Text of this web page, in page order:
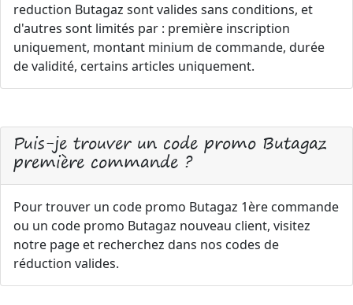
reduction Butagaz sont valides sans conditions, et
d'autres sont limités par : première inscription
uniquement, montant minium de commande, durée
de validité, certains articles uniquement.
Puis-je trouver un code promo Butagaz
première commande ?
Pour trouver un code promo Butagaz 1ère commande
ou un code promo Butagaz nouveau client, visitez
notre page et recherchez dans nos codes de
réduction valides.